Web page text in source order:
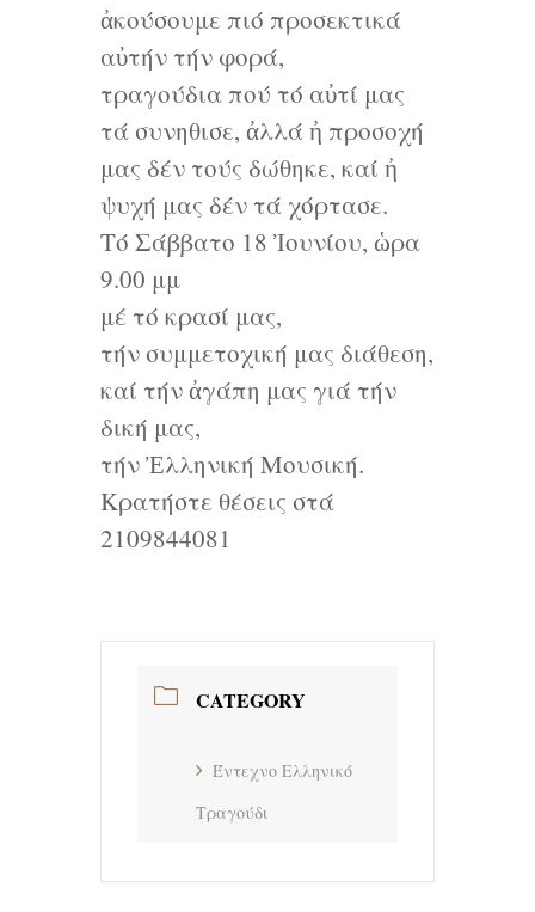
ἀκούσουμε πιό προσεκτικά
αὐτήν τήν φορά,
τραγούδια πού τό αὐτί μας
τά συνηθισε, ἀλλά ἠ προσοχή
μας δέν τούς δώθηκε, καί ἠ
ψυχή μας δέν τά χόρτασε.
Τό Σάββατο 18 Ἰουνίου, ὡρα
9.00 μμ
μέ τό κρασί μας,
τήν συμμετοχική μας διάθεση,
καί τήν ἀγάπη μας γιά τήν
δική μας,
τήν Ἐλληνική Μουσική.
Κρατήστε θέσεις στά
2109844081
CATEGORY
Έντεχνο Ελληνικό
Τραγούδι